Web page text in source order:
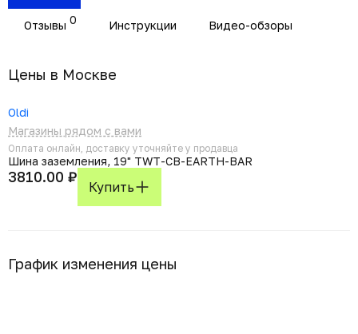
Отзывы 0 Инструкции Видео-обзоры
Цены в Москвe
Oldi
Магазины рядом с вами
Оплата онлайн, доставку уточняйте у продавца
Шина заземления, 19" TWT-CB-EARTH-BAR
3810.00 ₽
Купить
График изменения цены